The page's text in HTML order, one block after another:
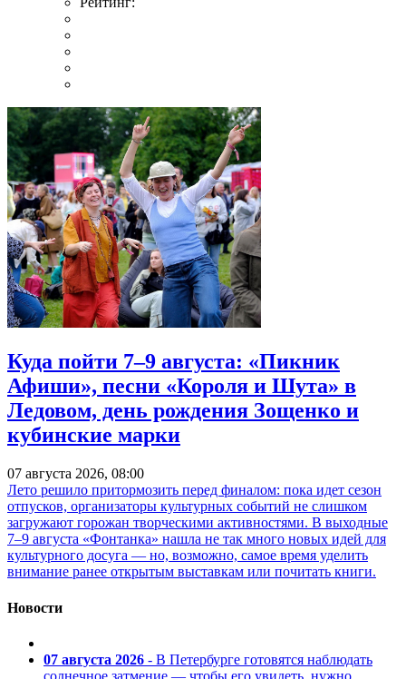
Куда пойти 7–9 августа: «Пикник
Афиши», песни «Короля и Шута» в
Ледовом, день рождения Зощенко и
кубинские марки
07 августа 2026, 08:00
Лето решило притормозить перед финалом: пока идет сезон
отпусков, организаторы культурных событий не слишком
загружают горожан творческими активностями. В выходные
7–9 августа «Фонтанка» нашла не так много новых идей для
культурного досуга — но, возможно, самое время уделить
внимание ранее открытым выставкам или почитать книги.
Новости
07 августа 2026 - В Петербурге готовятся наблюдать
солнечное затмение — чтобы его увидеть, нужно